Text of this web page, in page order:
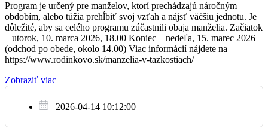
detská
Program je určený pre manželov, ktorí prechádzajú náročným
obdobím, alebo túžia prehĺbiť svoj vzťah a nájsť väčšiu jednotu. Je
dôležité, aby sa celého programu zúčastnili obaja manželia. Začiatok
– utorok, 10. marca 2026, 18.00 Koniec – nedeľa, 15. marec 2026
(odchod po obede, okolo 14.00) Viac informácií nájdete na
https://www.rodinkovo.sk/manzelia-v-tazkostiach/
Zobraziť viac
2026-04-14 10:12:00